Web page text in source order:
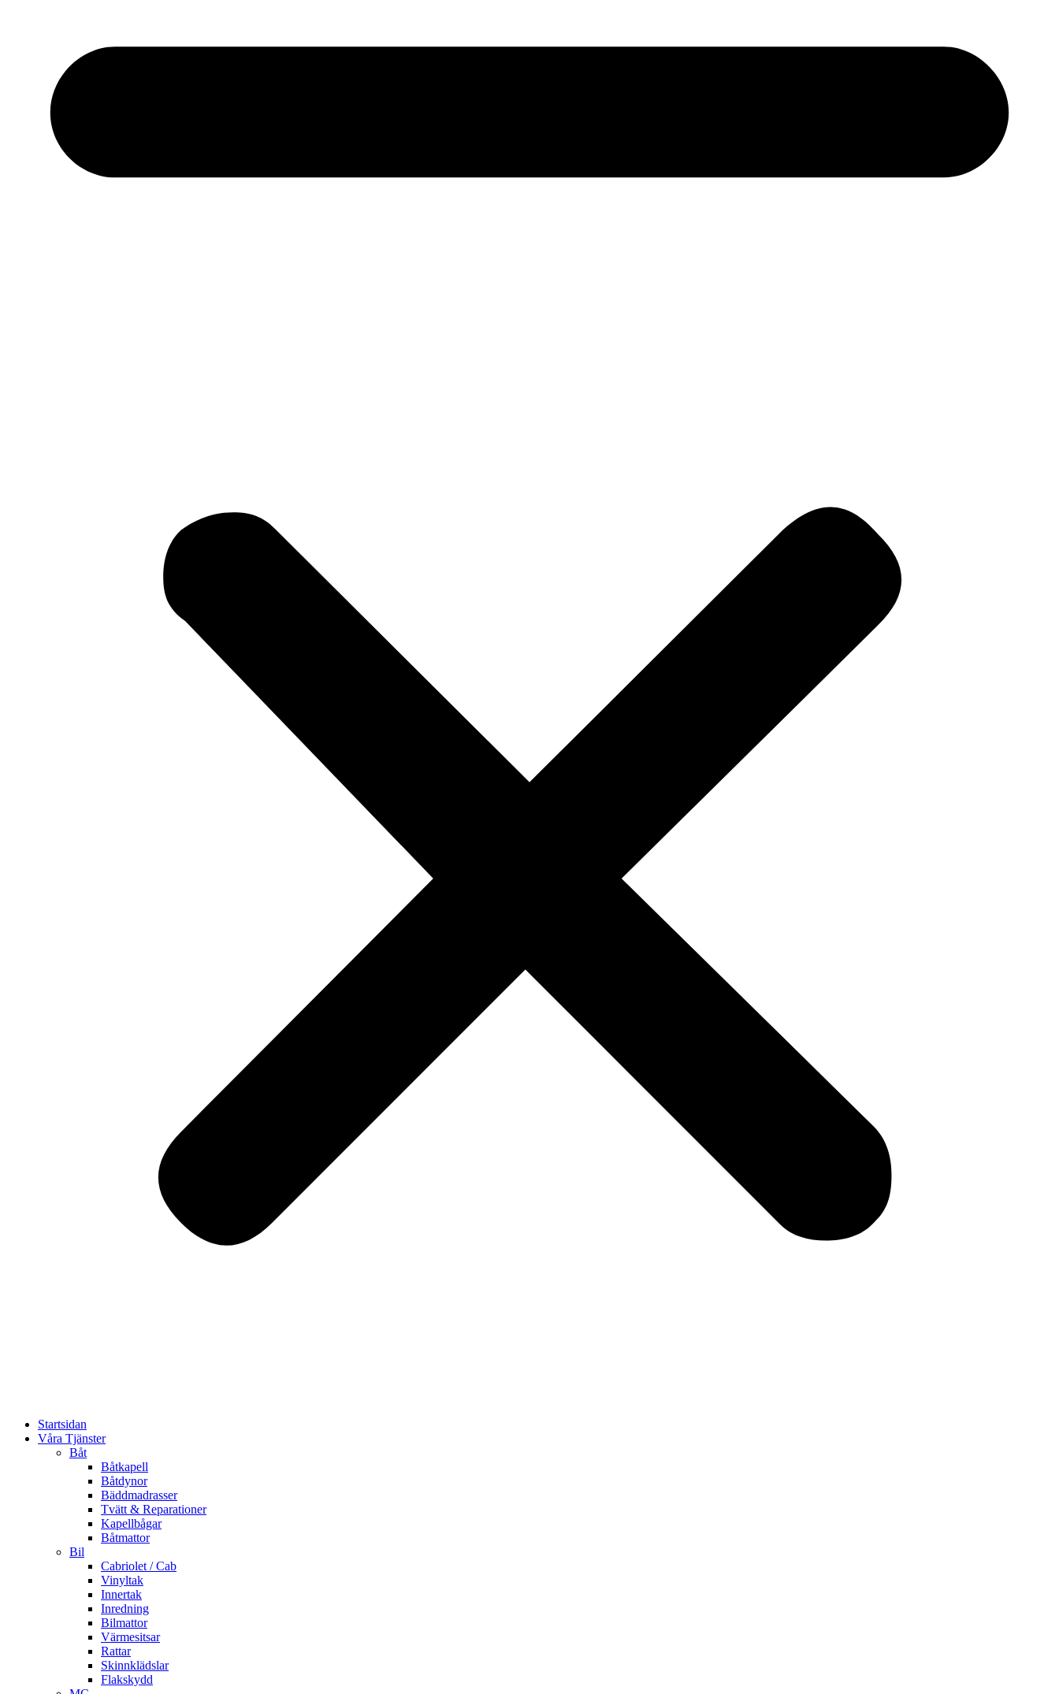
Startsidan
Våra Tjänster
Båt
Båtkapell
Båtdynor
Bäddmadrasser
Tvätt & Reparationer
Kapellbågar
Båtmattor
Bil
Cabriolet / Cab
Vinyltak
Innertak
Inredning
Bilmattor
Värmesitsar
Rattar
Skinnklädslar
Flakskydd